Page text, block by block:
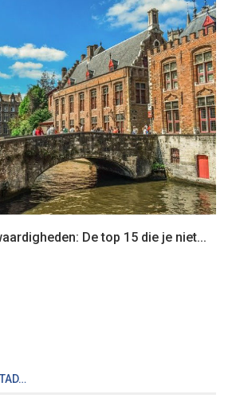
De top 15 die je niet...